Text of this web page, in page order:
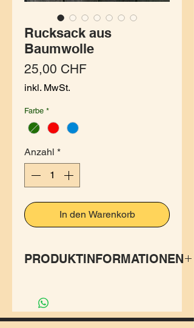
Rucksack aus
Baumwolle
25,00 CHFPreis
inkl. MwSt.
Farbe *
Anzahl *
In den Warenkorb
PRODUKTINFORMATIONEN
und praktischen
Flaschenhalter.